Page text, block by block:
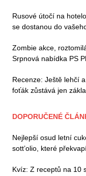
Rusové útočí na
se dostanou do
Zombie akce,
Srpnová nabídka PS
Recenze: Ještě lehčí
foťák zůstává jen
DOPORUČENÉ
Nejlepší osud letní
sott’olio, které
Kvíz: Z receptů na 10